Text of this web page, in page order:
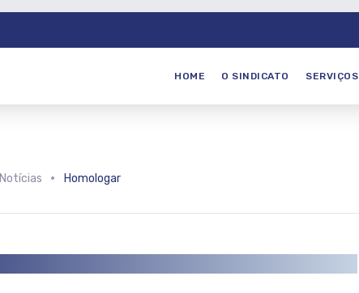
HOME O SINDICATO SERVIÇOS
Notícias Homologar